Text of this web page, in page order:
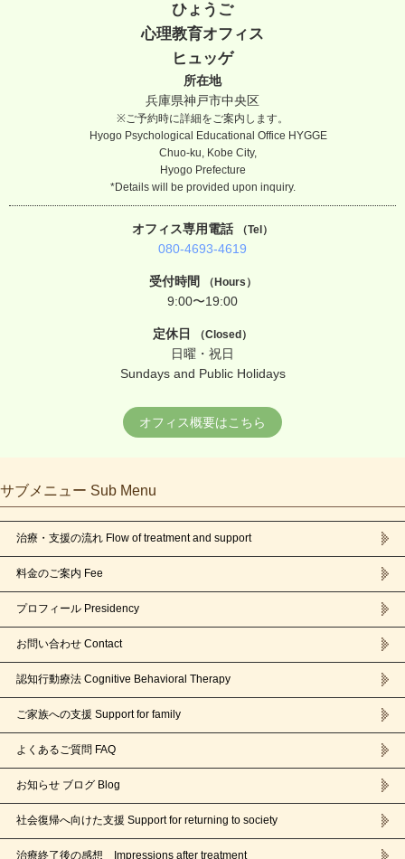
ひょうご
心理教育オフィス
ヒュッゲ
所在地
兵庫県神戸市中央区
※ご予約時に詳細をご案内します。
Hyogo Psychological Educational Office HYGGE
Chuo-ku, Kobe City,
Hyogo Prefecture
*Details will be provided upon inquiry.
オフィス専用電話 （Tel）
080-4693-4619
受付時間 （Hours）
9:00〜19:00
定休日 （Closed）
日曜・祝日
Sundays and Public Holidays
オフィス概要はこちら
サブメニュー Sub Menu
治療・支援の流れ Flow of treatment and support
料金のご案内 Fee
プロフィール Presidency
お問い合わせ Contact
認知行動療法 Cognitive Behavioral Therapy
ご家族への支援 Support for family
よくあるご質問 FAQ
お知らせ ブログ Blog
社会復帰へ向けた支援 Support for returning to society
治療終了後の感想 Impressions after treatment